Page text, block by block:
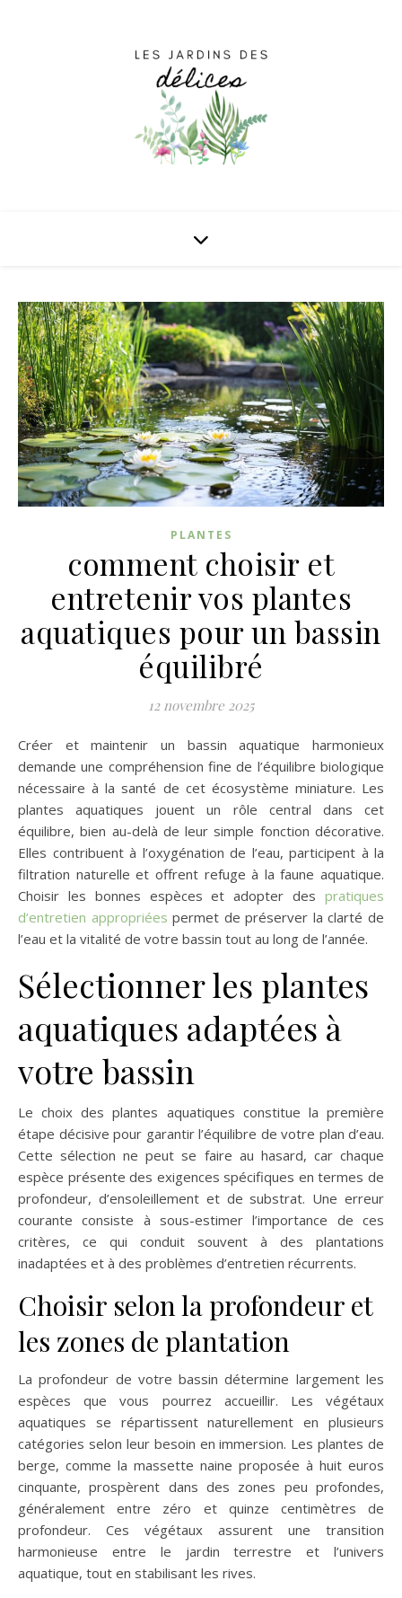
PLANTES
comment choisir et
entretenir vos plantes
aquatiques pour un bassin
équilibré
12 novembre 2025
Créer et maintenir un bassin aquatique harmonieux
demande une compréhension fine de l’équilibre biologique
nécessaire à la santé de cet écosystème miniature. Les
plantes aquatiques jouent un rôle central dans cet
équilibre, bien au-delà de leur simple fonction décorative.
Elles contribuent à l’oxygénation de l’eau, participent à la
filtration naturelle et offrent refuge à la faune aquatique.
Choisir les bonnes espèces et adopter des pratiques
d’entretien appropriées permet de préserver la clarté de
l’eau et la vitalité de votre bassin tout au long de l’année.
Sélectionner les plantes
aquatiques adaptées à
votre bassin
Le choix des plantes aquatiques constitue la première
étape décisive pour garantir l’équilibre de votre plan d’eau.
Cette sélection ne peut se faire au hasard, car chaque
espèce présente des exigences spécifiques en termes de
profondeur, d’ensoleillement et de substrat. Une erreur
courante consiste à sous-estimer l’importance de ces
critères, ce qui conduit souvent à des plantations
inadaptées et à des problèmes d’entretien récurrents.
Choisir selon la profondeur et
les zones de plantation
La profondeur de votre bassin détermine largement les
espèces que vous pourrez accueillir. Les végétaux
aquatiques se répartissent naturellement en plusieurs
catégories selon leur besoin en immersion. Les plantes de
berge, comme la massette naine proposée à huit euros
cinquante, prospèrent dans des zones peu profondes,
généralement entre zéro et quinze centimètres de
profondeur. Ces végétaux assurent une transition
harmonieuse entre le jardin terrestre et l’univers
aquatique, tout en stabilisant les rives.